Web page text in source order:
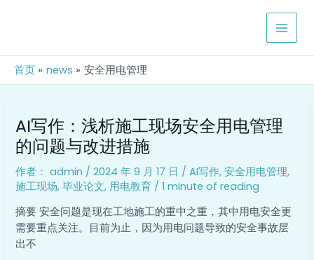
MAIN
首页 news 安全用电管理
AI写作：浅析施工现场安全用电管理
的问题与改进措施
作者： admin /2024 年 9 月 17 日 /AI写作,安全用电管理,
施工现场,毕业论文, 用电教育 /1 minute of reading
摘要 安全问题是现在工地施工的重中之重，其中用电安全更
需要重点关注。目前为止，因为用电问题导致的安全事故层
出不
写
作：
浅
析
施
工
现
场
安